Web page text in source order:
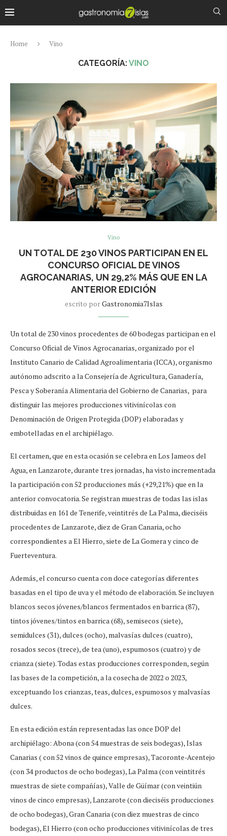
Home Vino
CATEGORÍA:VINO
Vino
UN TOTAL DE 230 VINOS PARTICIPAN EN EL
CONCURSO OFICIAL DE VINOS
AGROCANARIAS, UN 29,2% MÁS QUE EN LA
ANTERIOR EDICIÓN
escrito porGastronomia7Islas
Un total de 230 vinos procedentes de 60 bodegas participan en el
Concurso Oficial de Vinos Agrocanarias, organizado por el
Instituto Canario de Calidad Agroalimentaria (ICCA), organismo
autónomo adscrito a la Consejería de Agricultura, Ganadería,
Pesca y Soberanía Alimentaria del Gobierno de Canarias, para
distinguir las mejores producciones vitivinícolas con
Denominación de Origen Protegida (DOP) elaboradas y
embotelladas en el archipiélago.
El certamen, que en esta ocasión se celebra en Los Jameos del
Agua, en Lanzarote, durante tres jornadas, ha visto incrementada
la participación con 52 producciones más (+29,21%) que en la
anterior convocatoria. Se registran muestras de todas las islas
distribuidas en 161 de Tenerife, veintitrés de La Palma, dieciséis
procedentes de Lanzarote, diez de Gran Canaria, ocho
correspondientes a El Hierro, siete de La Gomera y cinco de
Fuerteventura.
Además, el concurso cuenta con doce categorías diferentes
basadas en el tipo de uva y el método de elaboración. Se incluyen
blancos secos jóvenes/blancos fermentados en barrica (87),
tintos jóvenes/tintos en barrica (68), semisecos (siete),
semidulces (31), dulces (ocho), malvasías dulces (cuatro),
rosados secos (trece), de tea (uno), espumosos (cuatro) y de
crianza (siete). Todas estas producciones corresponden, según
las bases de la competición, a la cosecha de 2022 o 2023,
exceptuando los crianzas, teas, dulces, espumosos y malvasías
dulces.
En esta edición están representadas las once DOP del
archipiélago: Abona (con 54 muestras de seis bodegas), Islas
Canarias ( con 52 vinos de quince empresas), Tacoronte-Acentejo
(con 34 productos de ocho bodegas), La Palma (con veintitrés
muestras de siete compañías), Valle de Güímar (con veintiún
vinos de cinco empresas), Lanzarote (con dieciséis producciones
de ocho bodegas), Gran Canaria (con diez muestras de cinco
bodegas), El Hierro (con ocho producciones vitivinícolas de tres